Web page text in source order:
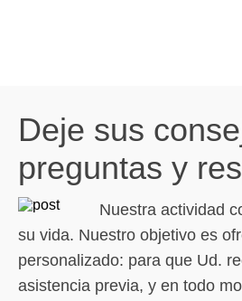
Deje sus
preguntas y
Nuestra actividad
su vida. Nuestro objetivo es
personalizado: para que Ud.
asistencia previa, y en todo